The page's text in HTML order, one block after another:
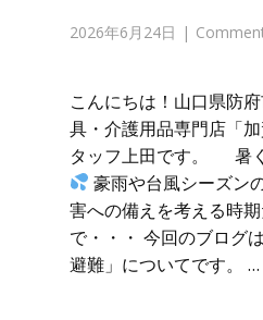
2026年6月24日
こんにちは！山口県防
具・介護用品専門店「
タッフ上田です。 暑
豪雨や台風シーズン
害への備えを考える時
で・・・ 今回のブログ
避難」についてです。 …